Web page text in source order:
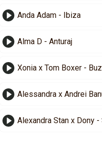
Anda Adam - Ibiza
Alma D - Anturaj
Xonia x Tom Boxer -
Alessandra x Andrei
Alexandra Stan x Dony